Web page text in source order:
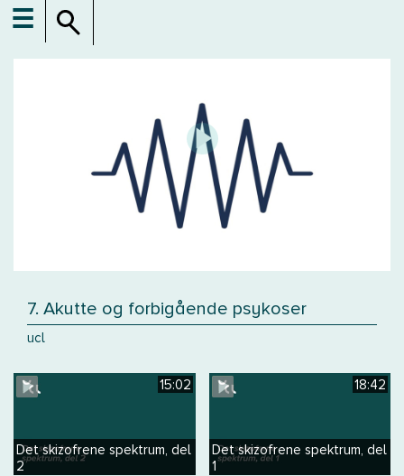
☰
7. Akutte og forbigående psykoser
ucl
15:02
Det skizofrene spektrum, del
2
18:42
Det skizofrene spektrum, del
1